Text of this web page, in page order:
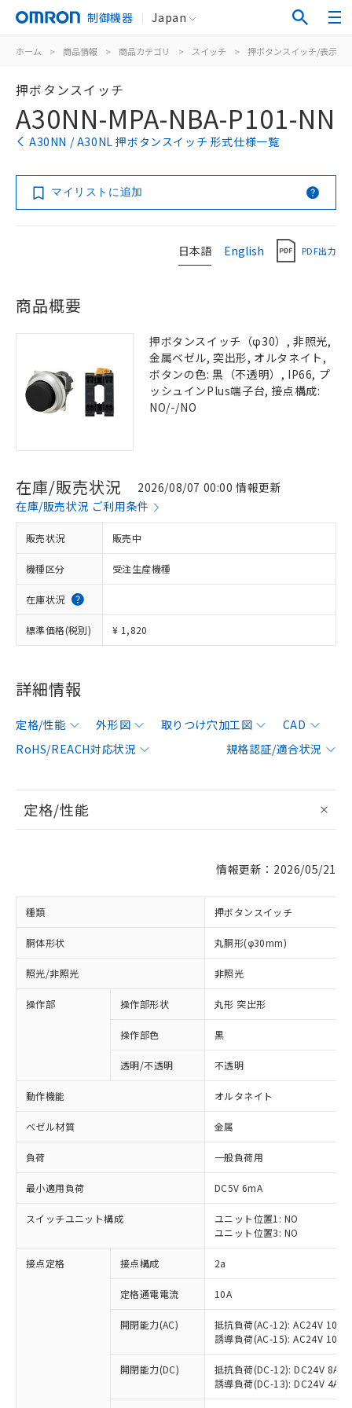
制御機器 Japan
ホーム > 商品情報 > 商品カテゴリ > スイッチ > 押ボタンスイッチ/表示灯
押ボタンスイッチ
A30NN-MPA-NBA-P101-NN
A30NN / A30NL 押ボタンスイッチ 形式仕様一覧
マイリストに追加
日本語 English PDF出力
商品概要
押ボタンスイッチ（φ30）, 非照光,
金属ベゼル, 突出形, オルタネイト,
ボタンの色: 黒（不透明）, IP66, プ
ッシュインPlus端子台, 接点構成:
NO/-/NO
在庫/販売状況
2026/08/07 00:00 情報更新
在庫/販売状況 ご利用条件
販売状況 販売中
機種区分 受注生産機種
在庫状況
標準価格(税別) ¥ 1,820
詳細情報
定格/性能 外形図 取りつけ穴加工図
CAD
RoHS/REACH対応状況
規格認証/適合状況
定格/性能
情報更新：2026/05/21
種類 押ボタンスイッチ
胴体形状 丸胴形(φ30mm)
照光/非照光 非照光
操作部 操作部形状 丸形 突出形
操作部色 黒
透明/不透明 不透明
動作機能 オルタネイト
ベゼル材質 金属
負荷 一般負荷用
最小適用負荷 DC5V 6mA
スイッチユニット構成
ユニット位置1: NO
ユニット位置3: NO
接点定格 接点構成 2a
定格通電電流 10A
開閉能力(AC)
抵抗負荷(AC-12): AC24V 10A/
誘導負荷(AC-15): AC24V
開閉能力(DC)
抵抗負荷(DC-12): DC24V 8A/
誘導負荷(DC-13): DC24V 4A/
※1 対応状況
対応済み：EU RoHS指令（10物質）の
非含有に対応した製品が提供可能な商品で
対応予定：EU RoHS指令（10物質）の非含
有に対応した製品に切り替える予定のある